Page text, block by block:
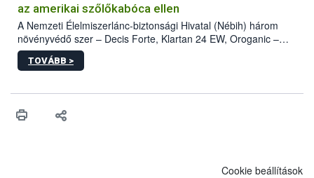
az amerikai szőlőkabóca ellen
A Nemzeti Élelmiszerlánc-biztonsági Hivatal (Nébih) három
növényvédő szer – Decis Forte, Klartan 24 EW, Oroganic –
engedélyokiratát módosította, így azok a szüretet követően,
egészen a vesszőérettség (BBCH 91) stádiumáig
érésű szőlőkben is legyen lehetőség a károsító elleni további
felhasználók számára is elérhető és ökológiai termesztésben is
TOVÁBB >
Cookie beállítások